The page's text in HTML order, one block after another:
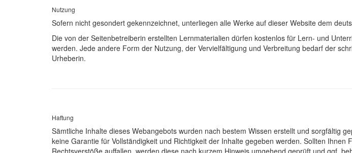
Nutzung
Sofern nicht gesondert gekennzeichnet, unterliegen alle Werke auf dieser Website dem
Die von der Seitenbetreiberin erstellten Lernmaterialien dürfen kostenlos für Lern- und
werden. Jede andere Form der Nutzung, der Vervielfältigung und Verbreitung bedarf der
Urheberin.
Haftung
Sämtliche Inhalte dieses Webangebots wurden nach bestem Wissen erstellt und sorgfältig
keine Garantie für Vollständigkeit und Richtigkeit der Inhalte gegeben werden. Sollten Ihnen
Rechtsverstöße auffallen, werden diese nach kurzem Hinweis umgehend geprüft und ggf.